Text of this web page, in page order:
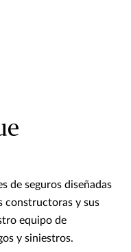
de seguros diseñadas
constructoras y sus
equipo de
y siniestros.